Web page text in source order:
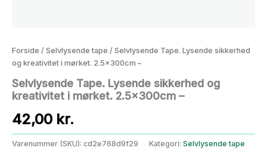
Forside / Selvlysende tape / Selvlysende Tape. Lysende sikkerhed
og kreativitet i mørket. 2.5x300cm –
Selvlysende Tape. Lysende sikkerhed og
kreativitet i mørket. 2.5x300cm –
42,00 kr.
Varenummer (SKU): cd2e768d9f29 Kategori: Selvlysende tape